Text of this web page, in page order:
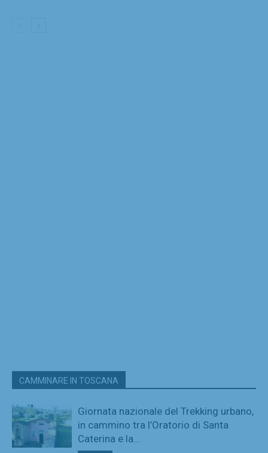
CAMMINARE IN TOSCANA
Giornata nazionale del Trekking urbano,
in cammino tra l’Oratorio di Santa
Caterina e la...